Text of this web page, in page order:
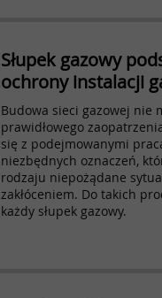
Słupek gazowy
ochrony instalacji
Budowa sieci gazowej nie
prawidłowego
się z podejmowanymi
niezbędnych oznaczeń,
rodzaju niepożądane
zakłóceniem. Do takich
każdy słupek gazowy.